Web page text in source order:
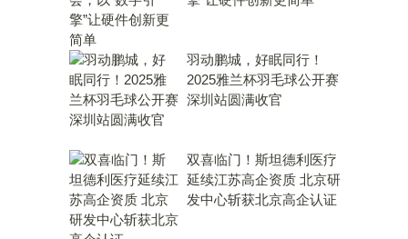
羽动鹏城，好眠同行！
2025雅兰杯羽毛球公开赛
深圳站圆满收官
双喜临门！斯坦德利医疗
延续江苏高企资质 北京研
发中心斩获北京高企认证